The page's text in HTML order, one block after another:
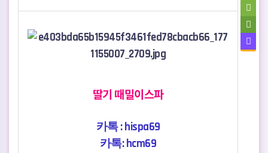
본문
딸기 때밀이스파
카톡 : hispa69
카톡: hcm69